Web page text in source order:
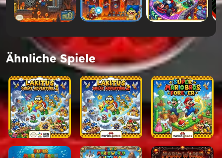
die klassische Formel erweitert und gleichzeitig
seinen Retro-Charme behält.
Wählen Sie Ihren
Schwierigkeitsgrad – Normal oder
Schwer
Eines der herausragenden Features vonSuper Mario
Land Dies macht das Spiel für Anfänger zugänglich
und bietet gleichzeitig eine ernsthafte
Herausforderung für erfahrene Spieler, die ihre
Fähigkeiten testen möchten.
Der Hard-Modus erhöht die Intensität durch eine
Ähnliche Spiele